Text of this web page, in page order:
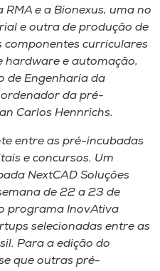
e a Bionexus, uma no
e outra de produção de
curriculares
e automação,
de Engenharia da
da pré-
Carlos Hennrichs.
entre as pré-incubadas
e concursos. Um
NextCAD Soluções
de 22 a 23 de
programa InovAtiva
selecionadas entre as
Para a edição do
que outras pré-